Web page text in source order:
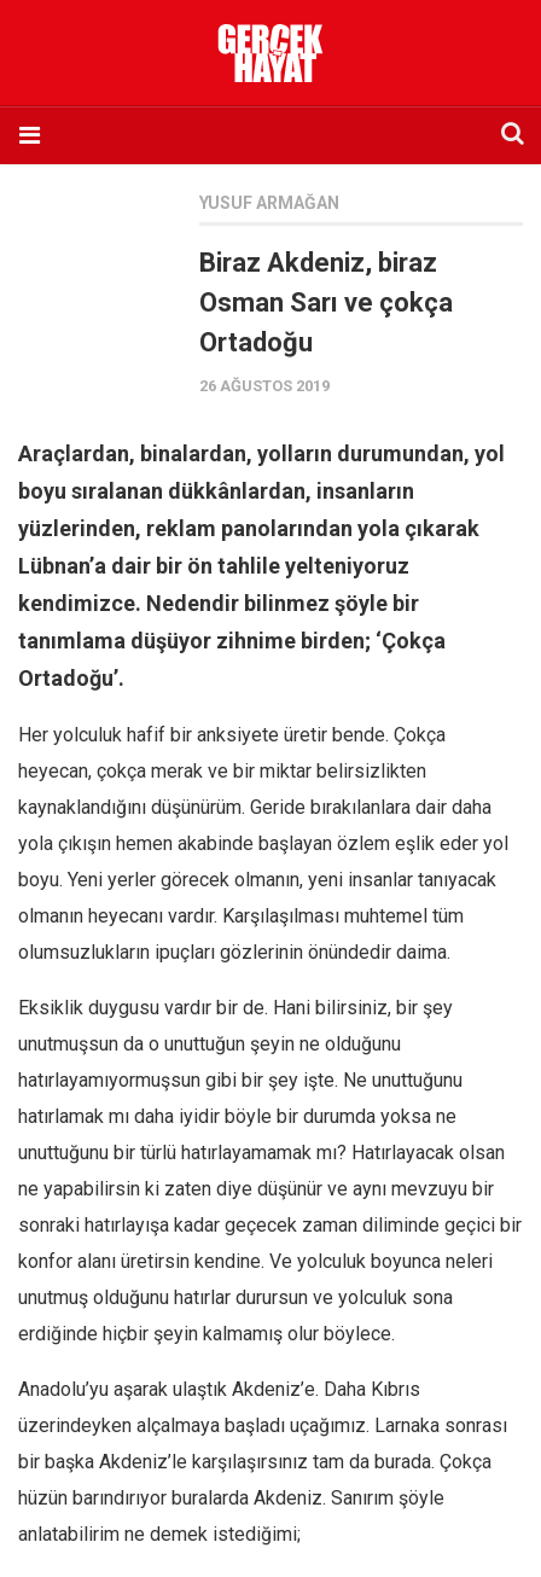
Abone olmak istiyorum
Satış noktası listesi
Sosyal Medya
Facebook
Instagram
YouTube
Editörden
Kemal Özer
Mahmut Toptaş
Yvonne Ridley
Barış Tarımcıoğlu
Ömer Kayani
Yusuf Armağan
Hasanali Yıldırım
Leyla Şerif Emin
Selçuk Türkyılmaz
Mehmet Ali Tekin
Abir E. Nahas
Amina S. Jenenkovic
Bağdagül Öz
Tüm Sayılar
Kategoriler
Kültür Sanat
Kitap
YUSUF ARMAĞAN
Biraz Akdeniz, biraz
Osman Sarı ve çokça
Ortadoğu
26 AĞUSTOS 2019
Araçlardan, binalardan, yolların durumundan, yol
boyu sıralanan dükkânlardan, insanların
yüzlerinden, reklam panolarından yola çıkarak
Lübnan’a dair bir ön tahlile yelteniyoruz
kendimizce. Nedendir bilinmez şöyle bir
tanımlama düşüyor zihnime birden; ‘Çokça
Ortadoğu’.
Her yolculuk hafif bir anksiyete üretir bende. Çokça
heyecan, çokça merak ve bir miktar belirsizlikten
kaynaklandığını düşünürüm. Geride bırakılanlara dair daha
yola çıkışın hemen akabinde başlayan özlem eşlik eder yol
boyu. Yeni yerler görecek olmanın, yeni insanlar tanıyacak
olmanın heyecanı vardır. Karşılaşılması muhtemel tüm
olumsuzlukların ipuçları gözlerinin önündedir daima.
Eksiklik duygusu vardır bir de. Hani bilirsiniz, bir şey
unutmuşsun da o unuttuğun şeyin ne olduğunu
hatırlayamıyormuşsun gibi bir şey işte. Ne unuttuğunu
hatırlamak mı daha iyidir böyle bir durumda yoksa ne
unuttuğunu bir türlü hatırlayamamak mı? Hatırlayacak olsan
ne yapabilirsin ki zaten diye düşünür ve aynı mevzuyu bir
sonraki hatırlayışa kadar geçecek zaman diliminde geçici bir
konfor alanı üretirsin kendine. Ve yolculuk boyunca neleri
unutmuş olduğunu hatırlar durursun ve yolculuk sona
erdiğinde hiçbir şeyin kalmamış olur böylece.
Anadolu’yu aşarak ulaştık Akdeniz’e. Daha Kıbrıs
üzerindeyken alçalmaya başladı uçağımız. Larnaka sonrası
bir başka Akdeniz’le karşılaşırsınız tam da burada. Çokça
hüzün barındırıyor buralarda Akdeniz. Sanırım şöyle
anlatabilirim ne demek istediğimi;